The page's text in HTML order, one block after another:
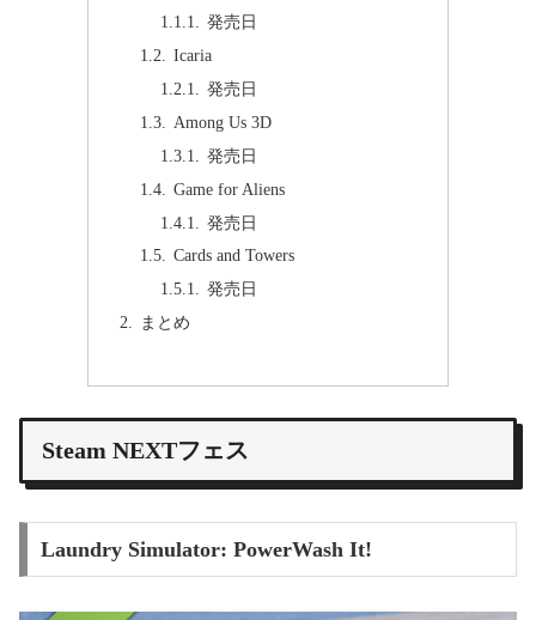
発売日
Icaria
発売日
Among Us 3D
発売日
Game for Aliens
発売日
Cards and Towers
発売日
まとめ
Steam NEXTフェス
Laundry Simulator: PowerWash It!